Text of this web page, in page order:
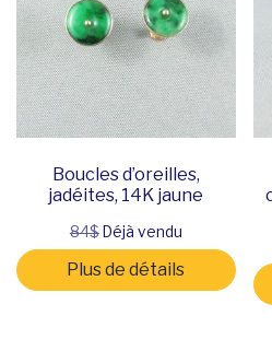
Boucles d’oreilles,
jadéites, 14K jaune
84$Déjà vendu
Plus de détails